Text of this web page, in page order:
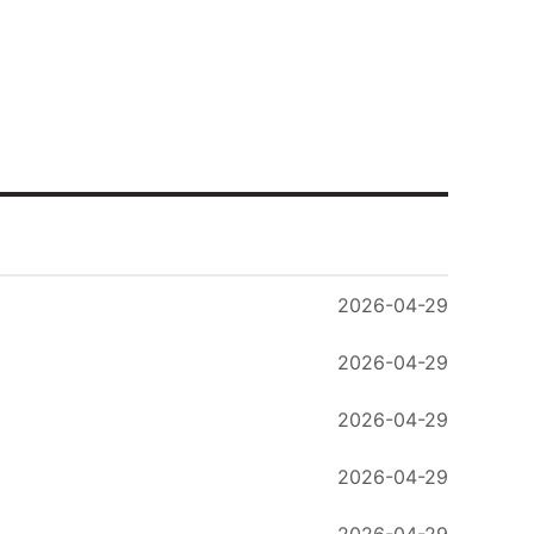
2026-04-29
2026-04-29
2026-04-29
2026-04-29